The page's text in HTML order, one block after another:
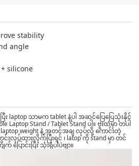
stability
angle
silicone
laptop သာမက tablet နဲ့ပါ အဆင်ပြေပြေသုံးနိုင်
Laptop Stand / Tablet Stand ပါ။ ဗူးထဲမှာ တပါ
weight နဲ့ အတင်အချ လုပ်လို့ ကောင်းတဲ့
းလုပ်ထားလိုက်ပြီးရင် ၊ latop ကို stand မှာ တင်
ြောင်းပြီး သုံးရုံပါပဲဗျာ။